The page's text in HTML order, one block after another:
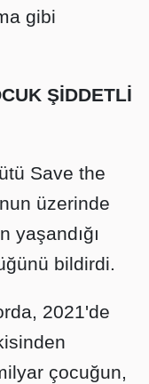
gibi
ŞİDDETLİ
Save the
üzerinde
yaşandığı
bildirdi.
2021'de
çocuğun,